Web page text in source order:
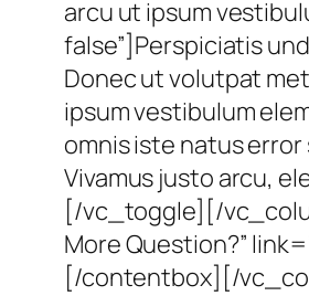
arcu ut ipsum
false”]Perspiciatis
Donec ut volutpat
ipsum vestibulum
omnis iste natus
Vivamus justo arcu,
[/vc_toggle][/
More Question?”
[/contentbox][/